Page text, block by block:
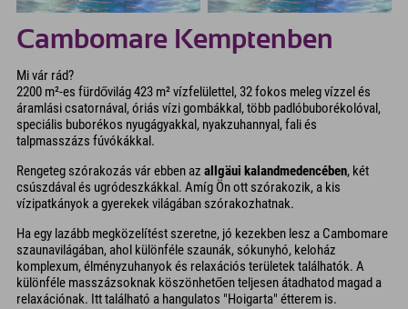
Cambomare Kemptenben
Mi vár rád?
2200 m²-es fürdővilág 423 m² vízfelülettel, 32 fokos meleg vízzel és
áramlási csatornával, óriás vízi gombákkal, több padlóbuborékolóval,
speciális buborékos nyugágyakkal, nyakzuhannyal, fali és
talpmasszázs fúvókákkal.
Rengeteg szórakozás vár ebben az allgäui kalandmedencében, két
csúszdával és ugródeszkákkal. Amíg Ön ott szórakozik, a kis
vízipatkányok a gyerekek világában szórakozhatnak.
Ha egy lazább megközelítést szeretne, jó kezekben lesz a Cambomare
szaunavilágában, ahol különféle szaunák, sókunyhó, keloház
komplexum, élményzuhanyok és relaxációs területek találhatók. A
különféle masszázsoknak köszönhetően teljesen átadhatod magad a
relaxációnak. Itt található a hangulatos "Hoigarta" étterem is.